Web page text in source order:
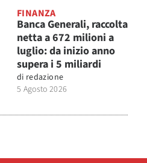
FINANZA
Banca Generali, raccolta
netta a 672 milioni a
luglio: da inizio anno
supera i 5 miliardi
di redazione
5 Agosto 2026